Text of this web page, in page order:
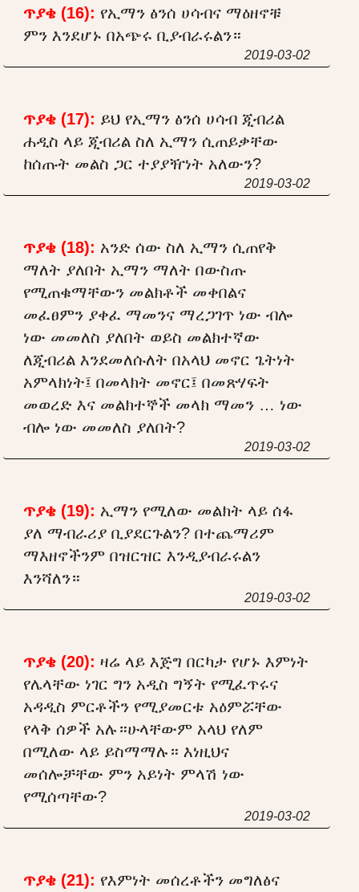
ጥያቄ (16): የኢማን ፅንሰ ሀሳብና ማዕዘኖቹ
ምን እንደሆኑ በአጭሩ ቢያብራሩልን።
2019-03-02
ጥያቄ (17): ይህ የኢማን ፅንሰ ሀሳብ ጂብሪል
ሐዲስ ላይ ጂብሪል ስለ ኢማን ሲጠይቃቸው
ከሰጡት መልስ ጋር ተያያዥነት አለውን?
2019-03-02
ጥያቄ (18): አንድ ሰው ስለ ኢማን ሲጠየቅ
ማለት ያለበት ኢማን ማለት በውስጡ
የሚጠቁማቸውን መልክቶች መቀበልና
መፈፀምን ያቀፈ ማመንና ማረጋገጥ ነው ብሎ
ነው መመለስ ያለበት ወይስ መልክተኛው
ለጂብሪል እንደመለሱለት በአላህ መኖር ጌትነት
አምላክነት፤ በመላክት መኖር፤ በመጽሃፍት
መወረድ እና መልክተኞች መላክ ማመን … ነው
ብሎ ነው መመለስ ያለበት?
2019-03-02
ጥያቄ (19): ኢማን የሚለው መልክት ላይ ሰፋ
ያለ ማብራሪያ ቢያደርጉልን? በተጨማሪም
ማእዘኖችንም በዝርዝር እንዲያብራሩልን
እንሻለን።
2019-03-02
ጥያቄ (20): ዛሬ ላይ እጅግ በርካታ የሆኑ እምነት
የሌላቸው ነገር ግን አዲስ ግኝት የሚፈጥሩና
አዳዲስ ምርቶችን የሚያመርቱ አዕምሯቸው
የላቅ ሰዎች አሉ።ሁላቸውም አላህ የለም
በሚለው ላይ ይስማማሉ። እነዚህና
መሰሎቻቸው ምን አይነት ምላሽ ነው
የሚሰጣቸው?
2019-03-02
ጥያቄ (21): የእምነት መሰረቶችን መግለፅና